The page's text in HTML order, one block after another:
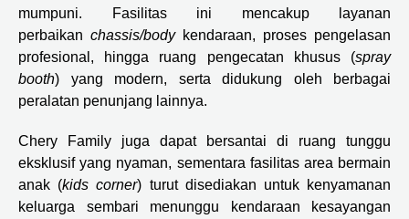
mumpuni. Fasilitas ini mencakup layanan
perbaikan chassis/bodykendaraan, proses pengelasan
profesional, hingga ruang pengecatan khusus (spray
booth) yang modern, serta didukung oleh berbagai
peralatan penunjang lainnya.
Chery Family juga dapat bersantai di ruang tunggu
eksklusif yang nyaman, sementara fasilitas area bermain
anak (kids corner) turut disediakan untuk kenyamanan
keluarga sembari menunggu kendaraan kesayangan